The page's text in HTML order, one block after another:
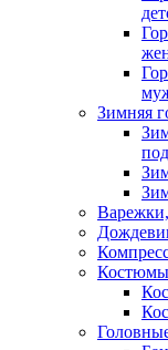
Зимняя
Костюмы